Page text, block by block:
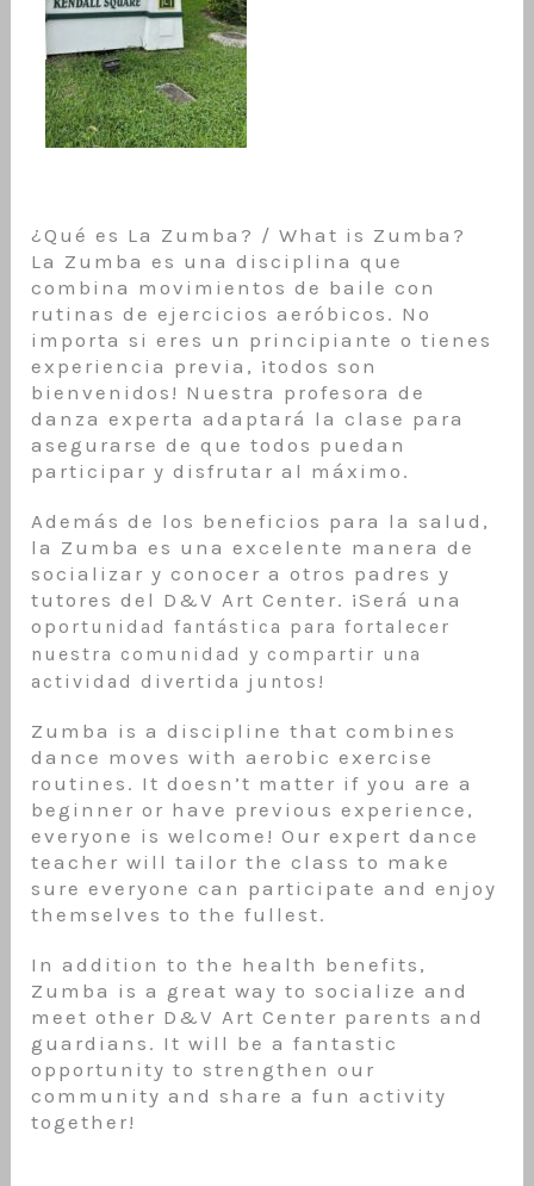
¿Qué es La Zumba? / What is Zumba?
La Zumba es una disciplina que
combina movimientos de baile con
rutinas de ejercicios aeróbicos. No
importa si eres un principiante o tienes
experiencia previa, ¡todos son
bienvenidos! Nuestra profesora de
danza experta adaptará la clase para
asegurarse de que todos puedan
participar y disfrutar al máximo.
Además de los beneficios para la salud,
la Zumba es una excelente manera de
socializar y conocer a otros padres y
tutores del D&V Art Center. ¡Será una
op ortunidad fantástica para fortalecer
nuestra comunidad y compartir una
actividad divertida juntos!
Zumba is a discipline that combines
dance moves with aerobic exercise
routines. It doesn’t matter if you are a
beginner or have previous experience,
everyone is welcome! Our expert dance
teacher will tailor the class to make
sure everyone can participate and enjoy
themselves to the fullest.
In addition to the health benefits,
Zumba is a great way to socialize and
meet other D&V Art Center parents and
guardians. It will be a fantastic
opportunity to strengthen our
community and share a fun activity
together!